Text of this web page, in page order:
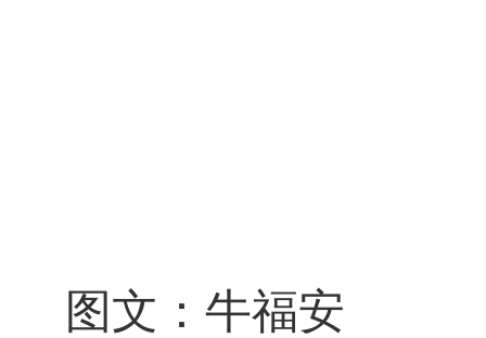
图文：牛福安